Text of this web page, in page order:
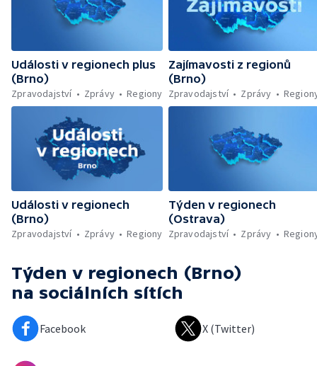
Události v regionech plus
(Brno)
Zpravodajství
Zprávy Regiony
Zajímavosti z regionů
(Brno)
Zpravodajství
Zprávy
Události v regionech
(Brno)
Zpravodajství
Zprávy Regiony
Týden v regionech
(Ostrava)
Zpravodajství
Zprávy
Týden v regionech (Brno)
na sociálních sítích
Facebook X (Twitter)